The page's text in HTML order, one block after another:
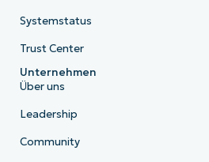
Systemstatus
Trust Center
Unternehmen
Über uns
Leadership
Community